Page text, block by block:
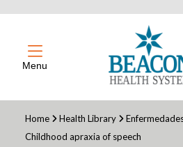
Menu
Home Health Library
Childhood apraxia of speech